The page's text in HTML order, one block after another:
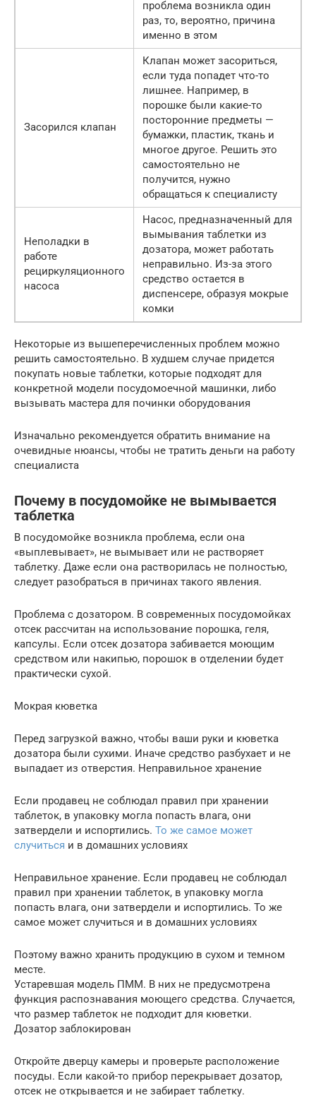
проблема возникла один
раз, то, вероятно, причина
именно в этом
Засорился клапан
Клапан может засориться,
если туда попадет что-то
лишнее. Например, в
порошке были какие-то
посторонние предметы —
бумажки, пластик, ткань и
многое другое. Решить это
самостоятельно не
получится, нужно
обращаться к специалисту
Неполадки в
работе
рециркуляционного
насоса
Насос, предназначенный для
вымывания таблетки из
дозатора, может работать
неправильно. Из-за этого
средство остается в
диспенсере, образуя мокрые
комки
Некоторые из вышеперечисленных проблем можно
решить самостоятельно. В худшем случае придется
покупать новые таблетки, которые подходят для
конкретной модели посудомоечной машинки, либо
вызывать мастера для починки оборудования
Изначально рекомендуется обратить внимание на
очевидные нюансы, чтобы не тратить деньги на работу
специалиста
Почему в посудомойке не вымывается
таблетка
В посудомойке возникла проблема, если она
«выплевывает», не вымывает или не растворяет
таблетку. Даже если она растворилась не полностью,
следует разобраться в причинах такого явления.
Проблема с дозатором. В современных посудомойках
отсек рассчитан на использование порошка, геля,
капсулы. Если отсек дозатора забивается моющим
средством или накипью, порошок в отделении будет
практически сухой.
Мокрая кюветка
Перед загрузкой важно, чтобы ваши руки и кюветка
дозатора были сухими. Иначе средство разбухает и не
выпадает из отверстия. Неправильное хранение
Если продавец не соблюдал правил при хранении
таблеток, в упаковку могла попасть влага, они
затвердели и испортились. То же самое может
случиться и в домашних условиях
Неправильное хранение. Если продавец не соблюдал
правил при хранении таблеток, в упаковку могла
попасть влага, они затвердели и испортились. То же
самое может случиться и в домашних условиях
Поэтому важно хранить продукцию в сухом и темном
месте.
Устаревшая модель ПММ. В них не предусмотрена
функция распознавания моющего средства. Случается,
что размер таблеток не подходит для кюветки.
Дозатор заблокирован
Откройте дверцу камеры и проверьте расположение
посуды. Если какой-то прибор перекрывает дозатор,
отсек не открывается и не забирает таблетку.